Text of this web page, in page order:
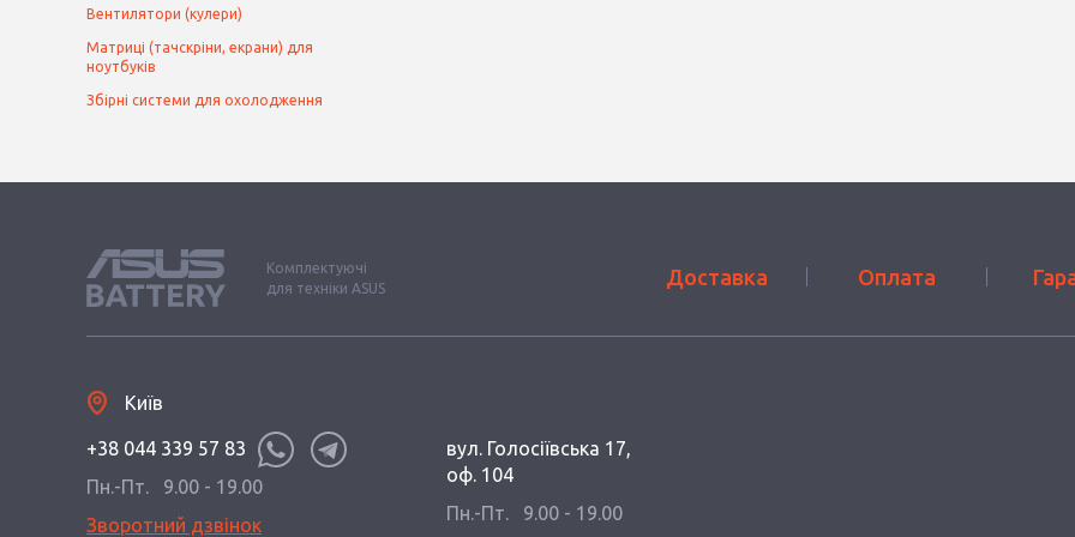
Вентилятори (кулери)
Матриці (тачскріни, екрани) для
ноутбуків
Збірні системи для охолодження
Комплектуючі
для техніки ASUS
Доставка Оплата
Київ
+38 044 339 57 83
Пн.-Пт.
9.00 - 19.00
Зворотний дзвінок
вул. Голосіївська 17,
оф. 104
Пн.-Пт.
9.00 - 19.00